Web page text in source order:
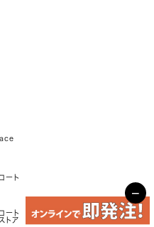
ート
ート
トア
−